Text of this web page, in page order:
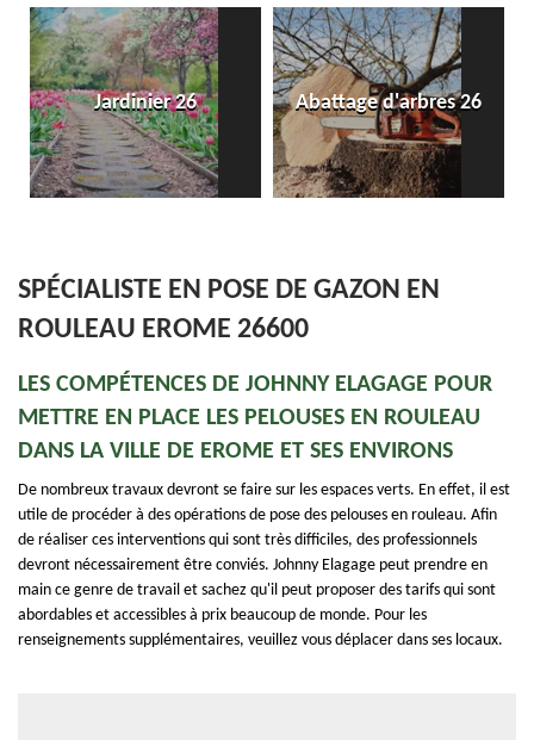
Jardinier 26 Abattage d'arbres 26
SPÉCIALISTE EN POSE DE GAZON EN
ROULEAU EROME 26600
LES COMPÉTENCES DE JOHNNY ELAGAGE POUR
METTRE EN PLACE LES PELOUSES EN ROULEAU
DANS LA VILLE DE EROME ET SES ENVIRONS
De nombreux travaux devront se faire sur les espaces verts. En effet, il est
utile de procéder à des opérations de pose des pelouses en rouleau. Afin
de réaliser ces interventions qui sont très difficiles, des professionnels
devront nécessairement être conviés. Johnny Elagage peut prendre en
main ce genre de travail et sachez qu'il peut proposer des tarifs qui sont
abordables et accessibles à prix beaucoup de monde. Pour les
renseignements supplémentaires, veuillez vous déplacer dans ses locaux.